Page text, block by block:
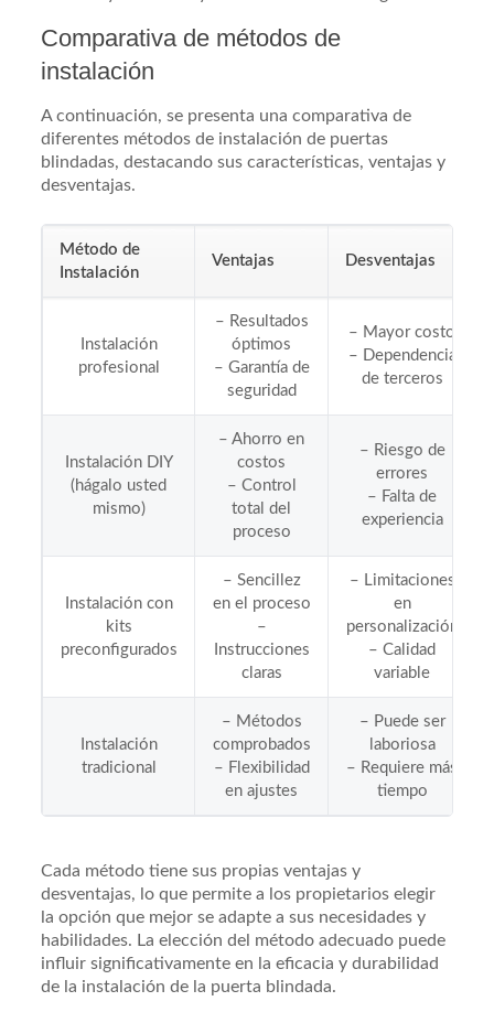
Comparativa de métodos de
instalación
A continuación, se presenta una comparativa de
diferentes métodos de instalación de puertas
blindadas, destacando sus características, ventajas y
desventajas.
Método de
Instalación
Ventajas Desventajas
Instalación
profesional
– Resultados
óptimos
– Garantía de
seguridad
– Mayor costo
– Dependencia
de terceros
Instalación DIY
(hágalo usted
mismo)
– Ahorro en
costos
– Control
total del
proceso
– Riesgo de
errores
– Falta de
experiencia
Instalación con
kits
preconfigurados
– Sencillez
en el proceso
–
Instrucciones
claras
– Limitaciones
en
personalización
– Calidad
variable
Instalación
tradicional
– Métodos
comprobados
– Flexibilidad
en ajustes
– Puede ser
laboriosa
– Requiere más
tiempo
Cada método tiene sus propias ventajas y
desventajas, lo que permite a los propietarios elegir
la opción que mejor se adapte a sus necesidades y
habilidades. La elección del método adecuado puede
influir significativamente en la eficacia y durabilidad
de la instalación de la puerta blindada.